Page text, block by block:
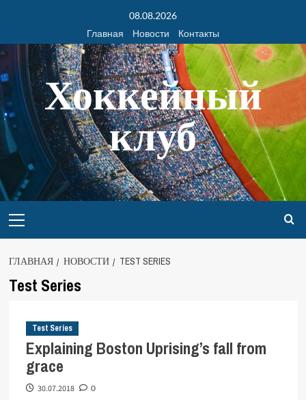
08.08.2026
Главная
Новости Контакты
Хоккейный
клуб
ГЛАВНАЯ НОВОСТИ TEST SERIES
Test Series
Test Series
Explaining Boston Uprising’s fall from
grace
30.07.2018 0